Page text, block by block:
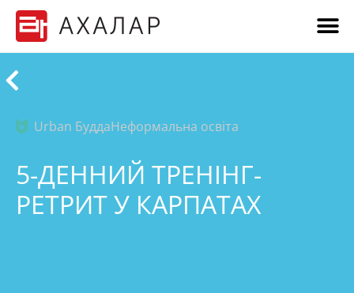
Urban БуддаНеформальна освіта
5-ДЕННИЙ ТРЕНІНГ-
РЕТРИТ У КАРПАТАХ